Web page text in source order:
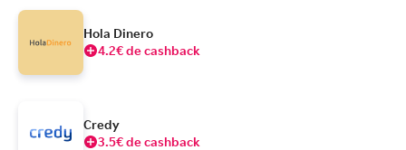
Hola Dinero
4.2€ de cashback
Credy
3.5€ de cashback